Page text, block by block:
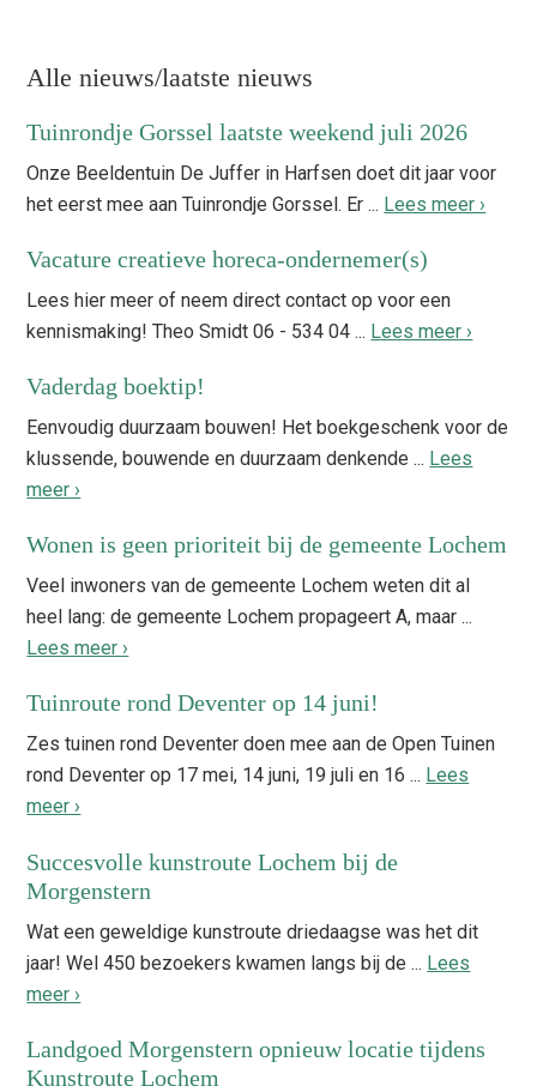
Sidebar
Alle nieuws/laatste nieuws
Tuinrondje Gorssel laatste weekend juli 2026
Onze Beeldentuin De Juffer in Harfsen doet dit jaar voor
het eerst mee aan Tuinrondje Gorssel. Er ... Lees meer ›
Vacature creatieve horeca-ondernemer(s)
Lees hier meer of neem direct contact op voor een
kennismaking! Theo Smidt 06 - 534 04 ... Lees meer ›
Vaderdag boektip!
Eenvoudig duurzaam bouwen! Het boekgeschenk voor de
klussende, bouwende en duurzaam denkende ... Lees
meer ›
Wonen is geen prioriteit bij de gemeente Lochem
Veel inwoners van de gemeente Lochem weten dit al
heel lang: de gemeente Lochem propageert A, maar ...
Lees meer ›
Tuinroute rond Deventer op 14 juni!
Zes tuinen rond Deventer doen mee aan de Open Tuinen
rond Deventer op 17 mei, 14 juni, 19 juli en 16 ... Lees
meer ›
Succesvolle kunstroute Lochem bij de
Morgenstern
Wat een geweldige kunstroute driedaagse was het dit
jaar! Wel 450 bezoekers kwamen langs bij de ... Lees
meer ›
Landgoed Morgenstern opnieuw locatie tijdens
Kunstroute Lochem